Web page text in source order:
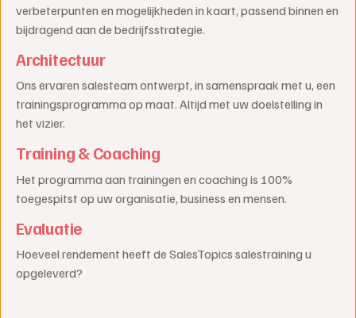
verbeterpunten en mogelijkheden in kaart, passend binnen en
bijdragend aan de bedrijfsstrategie.
Architectuur
Ons ervaren salesteam ontwerpt, in samenspraak met u, een
trainingsprogramma op maat. Altijd met uw doelstelling in
het vizier.
Training & Coaching
Het programma aan trainingen en coaching is 100%
toegespitst op uw organisatie, business en mensen.
Evaluatie
Hoeveel rendement heeft de SalesTopics salestraining u
opgeleverd?